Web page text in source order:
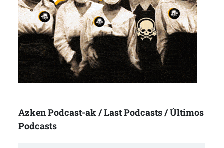
Azken Podcast-ak / Last Podcasts / Últimos
Podcasts